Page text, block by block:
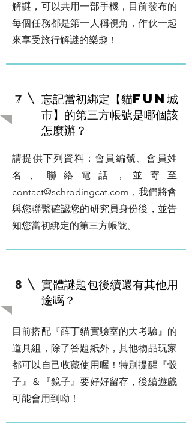
解謎，可以共用一部手機，目前發布的
每個任務都是第一人稱視角，作伙一起
來享受旅行解謎的樂趣！
7
忘記當初綁定【貓FUN城
市】的第三方帳號是哪個該
怎麼辦？
請提供下列資料：會員編號、會員姓
名、聯絡電話，並寄至
contact@schrodingcat.com ，我們將會
與您聯繫確認您的研究員身份後，並告
知您當初綁定的第三方帳號。
8
實體謎題包後續還有其他用
途嗎？
目前搭配『薛丁貓實驗室的大考驗』的
道具組，除了答題紙外，其他物品玩家
都可以自己收藏使用喔！特別提醒『骰
子』＆『鏡子』要好好留存，後續遊戲
可能會用到呦！
​關於帳號問題
​關於實體謎題包